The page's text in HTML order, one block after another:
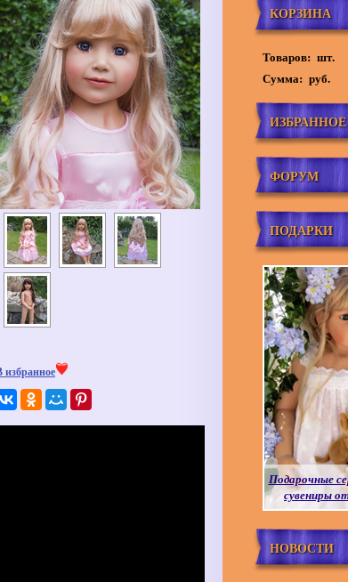
избранное
КОРЗИНА
Товаров: шт.
Сумма: руб.
ИЗБРАННОЕ
ФОРУМ
ПОДАРКИ
Подарочные
сувениры
НОВОСТИ